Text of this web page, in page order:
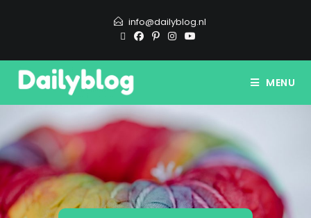
info@dailyblog.nl
MENU